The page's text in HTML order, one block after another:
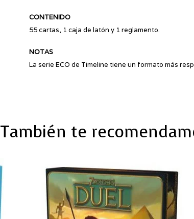
CONTENIDO
55 cartas, 1 caja de latón y 1 reglamento.
NOTAS
La serie ECO de Timeline tiene un formato más
También te